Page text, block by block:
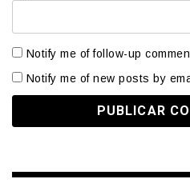
Notify me of follow-up
Notify me of new posts by